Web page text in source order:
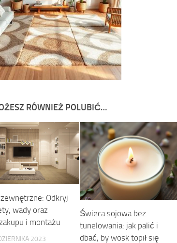
RÓWNIEŻ POLUBIĆ…
Odkryj
wady oraz
i montażu
2023
Świeca sojowa bez
tunelowania: jak palić i
dbać, by wosk topił się